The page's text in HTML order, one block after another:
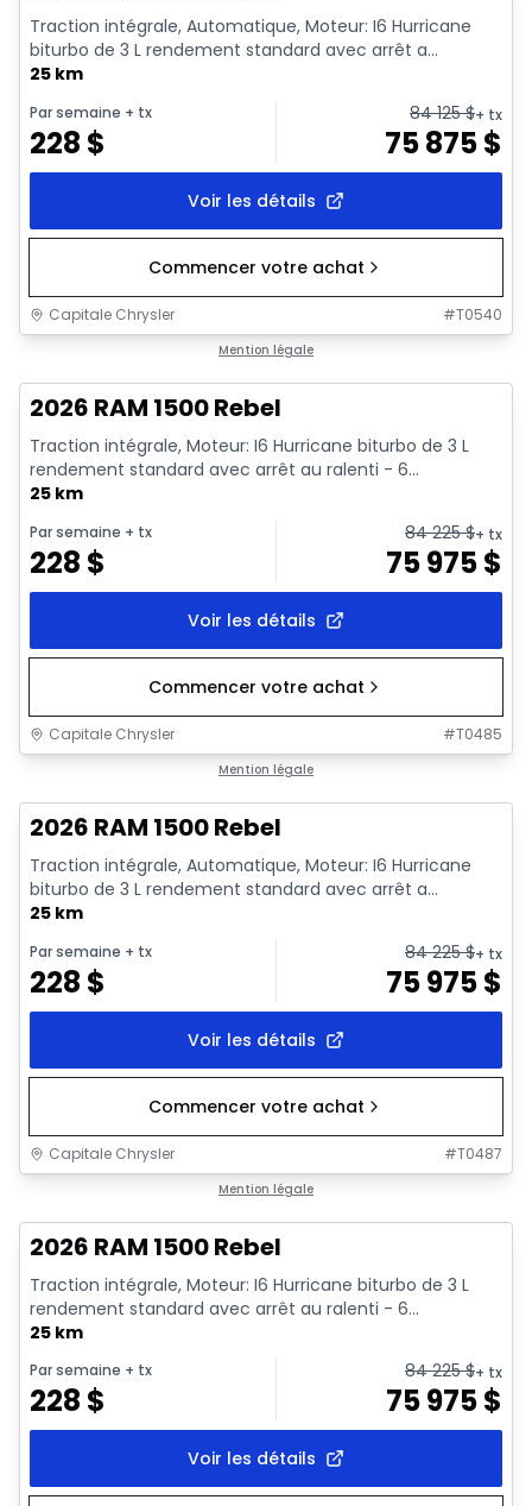
Traction intégrale, Automatique, Moteur: I6 Hurricane
biturbo de 3 L rendement standard avec arrêt a...
25 km
Par semaine + tx
228 $
84 125$+ tx
75 875$
Voir les détails
Commencer votre achat
Capitale Chrysler #T0540
Mention légale
2026 RAM 1500 Rebel
Traction intégrale, Moteur: I6 Hurricane biturbo de 3 L
rendement standard avec arrêt au ralenti - 6...
25 km
Par semaine + tx
228 $
84 225$+ tx
75 975$
Voir les détails
Commencer votre achat
Capitale Chrysler #T0485
Mention légale
2026 RAM 1500 Rebel
Traction intégrale, Automatique, Moteur: I6 Hurricane
biturbo de 3 L rendement standard avec arrêt a...
25 km
Par semaine + tx
228 $
84 225$+ tx
75 975$
Voir les détails
Commencer votre achat
Capitale Chrysler #T0487
Mention légale
2026 RAM 1500 Rebel
Traction intégrale, Moteur: I6 Hurricane biturbo de 3 L
rendement standard avec arrêt au ralenti - 6...
25 km
Par semaine + tx
228 $
84 225$+ tx
75 975$
Voir les détails